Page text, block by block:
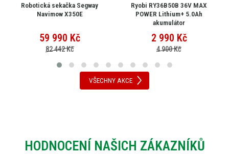
Robotická sekačka Segway
Navimow X350E
59 990 Kč
82 442 Kč
Ryobi RY36B50B 36V MAX
POWER Lithium+ 5.0Ah
akumulátor
2 990 Kč
4 900 Kč
VŠECHNY AKCE
HODNOCENÍ NAŠICH ZÁKAZNÍKŮ